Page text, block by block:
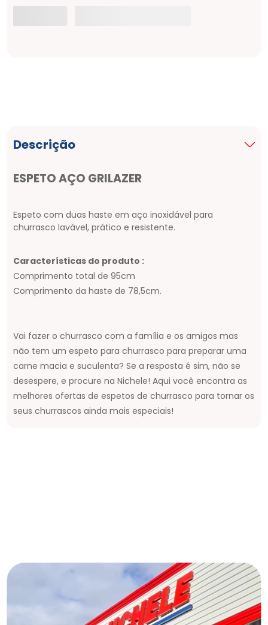
Descrição
ESPETO AÇO GRILAZER
Espeto com duas haste em aço inoxidável para
churrasco lavável, prático e resistente.
Características do produto :
Comprimento total de 95cm
Comprimento da haste de 78,5cm.
Vai fazer o churrasco com a família e os amigos mas
não tem um espeto para churrasco para preparar uma
carne macia e suculenta? Se a resposta é sim, não se
desespere, e procure na Nichele! Aqui você encontra as
melhores ofertas de espetos de churrasco para tornar os
seus churrascos ainda mais especiais!